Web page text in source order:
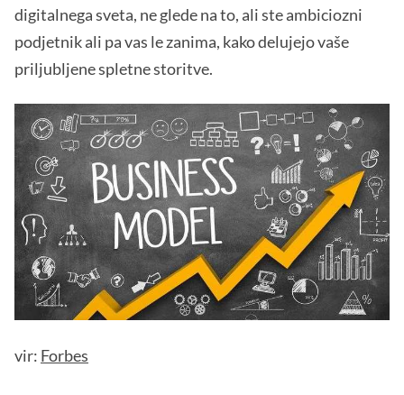
digitalnega sveta, ne glede na to, ali ste ambiciozni
podjetnik ali pa vas le zanima, kako delujejo vaše
priljubljene spletne storitve.
vir: Forbes